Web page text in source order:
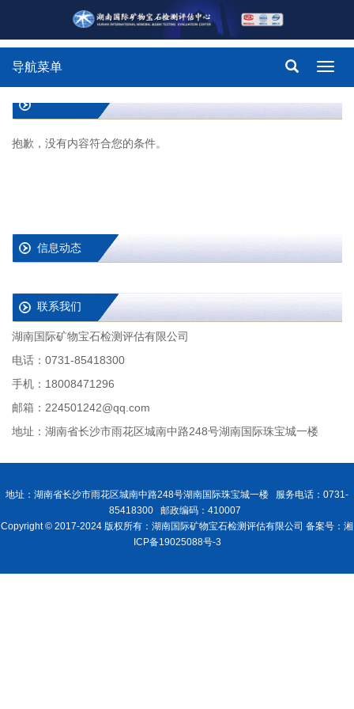
导航菜单
抱歉，没有内容符合您的条件。
信息动态
联系我们
湖南国际矿物宝石检测评估有限公司
电话：0731-85418300
手机：18008471296
邮箱：224501242@qq.com
地址：湖南省长沙市雨花区城南中路248号湖南国际珠宝城一楼
地址：湖南省长沙市雨花区城南中路248号湖南国际珠宝城一楼 服务电话：0731-
85418300 邮政编码：410007
Copyright © 2017-2024 版权所有：湖南国际矿物宝石检测评估有限公司 备案号：湘
ICP备19025088号-3